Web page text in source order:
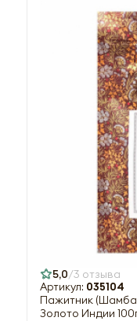
5,0 3 отзыва
Артикул: 035104
Пажитник
Золото Индии